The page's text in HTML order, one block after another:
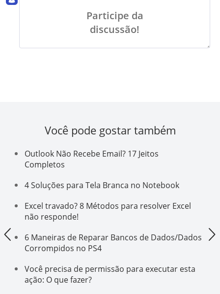
Participe da
discussão!
Você pode gostar também
Outlook Não Recebe Email? 17 Jeitos
Completos
4 Soluções para Tela Branca no Notebook
Excel travado? 8 Métodos para resolver Excel
não responde!
6 Maneiras de Reparar Bancos de Dados/Dados
Corrompidos no PS4
Você precisa de permissão para executar esta
ação: O que fazer?